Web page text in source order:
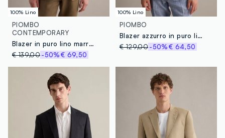
100% Lino
PIOMBO
CONTEMPORARY
Blazer in puro lino marrone regular fit
€ 139,00-50%€ 69,50
100% Lino
PIOMBO
Blazer azzurro in puro lino slim fit
€ 129,00-50%€ 64,50